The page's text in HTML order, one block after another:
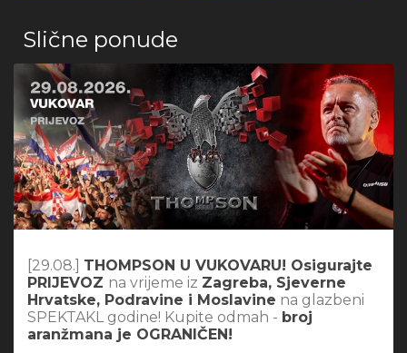
Slične ponude
[29.08.] THOMPSON U VUKOVARU! Osigurajte
PRIJEVOZ na vrijeme iz Zagreba, Sjeverne
Hrvatske, Podravine i Moslavine na glazbeni
SPEKTAKL godine! Kupite odmah - broj
aranžmana je OGRANIČEN!